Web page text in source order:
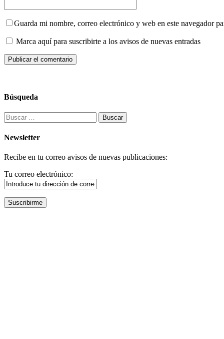
Guarda mi nombre, correo electrónico y web en este navegador
Marca aquí para suscribirte a los avisos de nuevas entradas
Búsqueda
Buscar:
Newsletter
Recibe en tu correo avisos de nuevas publicaciones:
Tu correo electrónico: